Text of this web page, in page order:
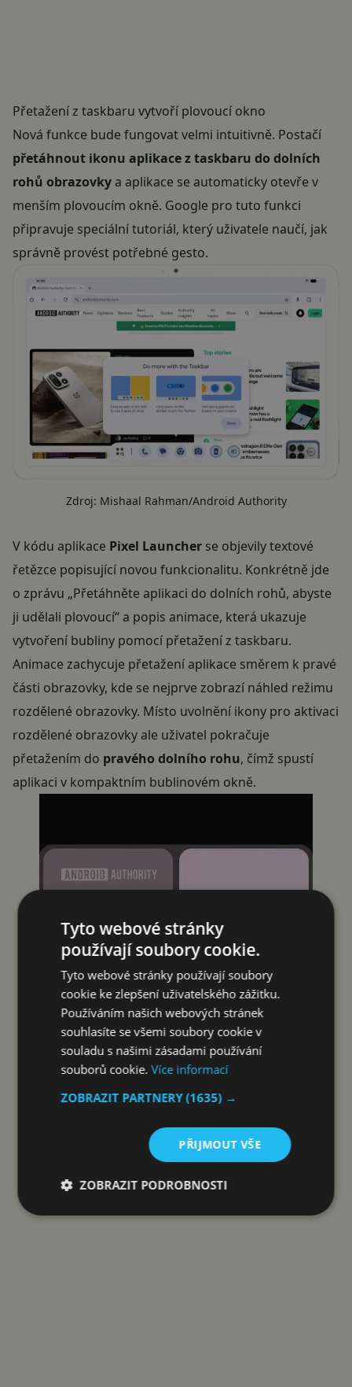
Přetažení z taskbaru vytvoří plovoucí okno
Nová funkce bude fungovat velmi intuitivně. Postačí
přetáhnout ikonu aplikace z taskbaru do dolních
rohů obrazovkya aplikace se automaticky otevře v
menším plovoucím okně. Google pro tuto funkci
připravuje speciální tutoriál, který uživatele naučí, jak
správně provést potřebné gesto.
Zdroj: Mishaal Rahman/Android Authority
V kódu aplikace Pixel Launcher se objevily textové
řetězce popisující novou funkcionalitu. Konkrétně jde
o zprávu „Přetáhněte aplikaci do dolních rohů, abyste
ji udělali plovoucí“ a popis animace, která ukazuje
vytvoření bubliny pomocí přetažení z taskbaru.
Animace zachycuje přetažení aplikace směrem k pravé
části obrazovky, kde se nejprve zobrazí náhled režimu
rozdělené obrazovky. Místo uvolnění ikony pro aktivaci
rozdělené obrazovky ale uživatel pokračuje
přetažením do pravého dolního rohu, čímž spustí
aplikaci v kompaktním bublinovém okně.
Reklama
Tyto webové stránky
používají soubory cookie.
Tyto webové stránky používají soubory
cookie ke zlepšení uživatelského zážitku.
Používáním našich webových stránek
souhlasíte se všemi soubory cookie v
souladu s našimi zásadami používání
souborů cookie.Více informací
ZOBRAZIT PARTNERY(1635) →
PŘIJMOUT VŠE
ZOBRAZIT PODROBNOSTI